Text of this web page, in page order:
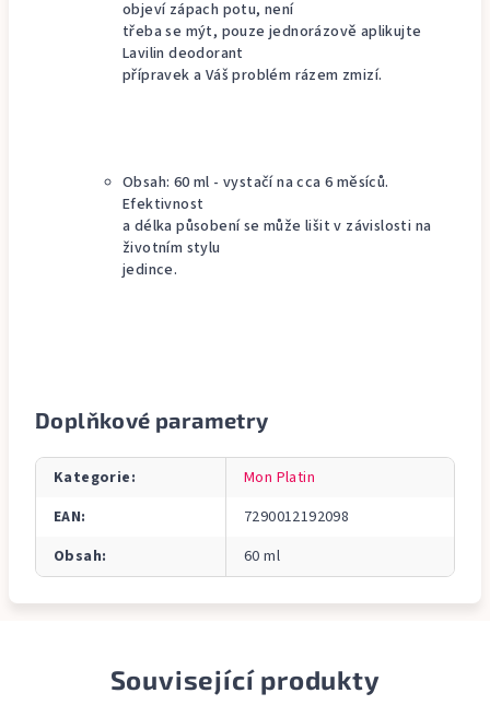
objeví zápach potu, není
třeba se mýt, pouze jednorázově aplikujte
Lavilin deodorant
přípravek a Váš problém rázem zmizí.
Obsah: 60 ml - vystačí na cca 6 měsíců.
Efektivnost
a délka působení se může lišit v závislosti na
životním stylu
jedince.
Doplňkové parametry
Kategorie:
Mon Platin
EAN:
7290012192098
Obsah: 60 ml
Související produkty